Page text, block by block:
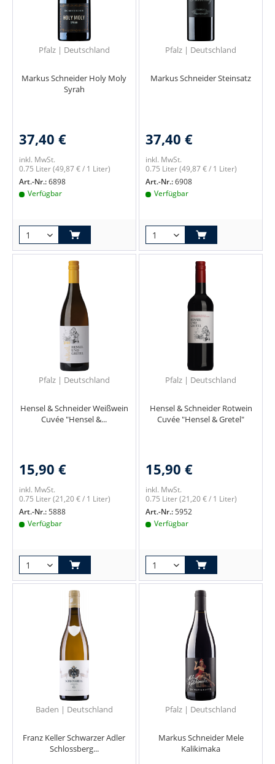
Pfalz | Deutschland
Markus Schneider Holy Moly
Syrah
37,40 €
inkl. MwSt.
0.75 Liter(49,87 € / 1 Liter)
Art.-Nr.:6898
Verfügbar
Pfalz | Deutschland
Markus Schneider Steinsatz
37,40 €
inkl. MwSt.
0.75 Liter(49,87 € / 1 Liter)
Art.-Nr.:6908
Verfügbar
Pfalz | Deutschland
Hensel & Schneider Weißwein
Cuvée "Hensel &...
15,90 €
inkl. MwSt.
0.75 Liter(21,20 € / 1 Liter)
Art.-Nr.:5888
Verfügbar
Pfalz | Deutschland
Hensel & Schneider Rotwein
Cuvée "Hensel & Gretel"
15,90 €
inkl. MwSt.
0.75 Liter(21,20 € / 1 Liter)
Art.-Nr.:5952
Verfügbar
Baden | Deutschland
Franz Keller Schwarzer Adler
Schlossberg...
Pfalz | Deutschland
Markus Schneider Mele
Kalikimaka